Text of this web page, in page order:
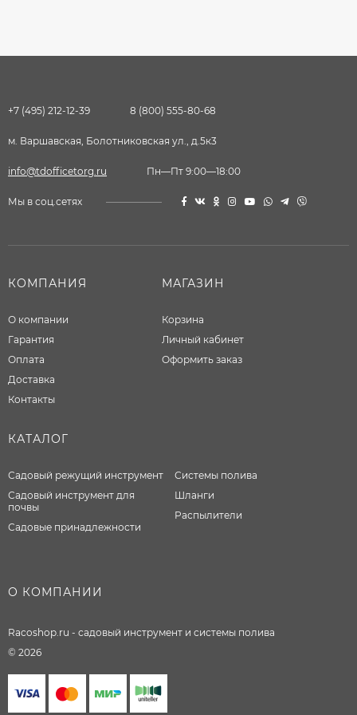
+7 (495) 212-12-39 8 (800) 555-80-68
м. Варшавская, Болотниковская ул., д.5к3
info@tdofficetorg.ru Пн—Пт 9:00—18:00
Мы в соц.сетях
КОМПАНИЯ
О компании
Гарантия
Оплата
Доставка
Контакты
МАГАЗИН
Корзина
Личный кабинет
Оформить заказ
КАТАЛОГ
Садовый режущий инструмент
Садовый инструмент для
почвы
Садовые принадлежности
Системы полива
Шланги
Распылители
О КОМПАНИИ
Racoshop.ru - садовый инструмент и системы полива
© 2026